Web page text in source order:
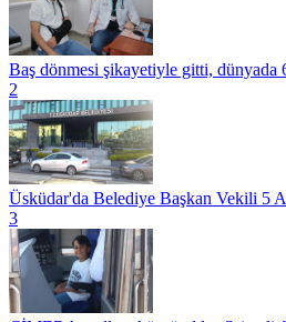
Baş dönmesi şikayetiyle gitti, dünyada
2
Üsküdar'da Belediye Başkan Vekili 5
3